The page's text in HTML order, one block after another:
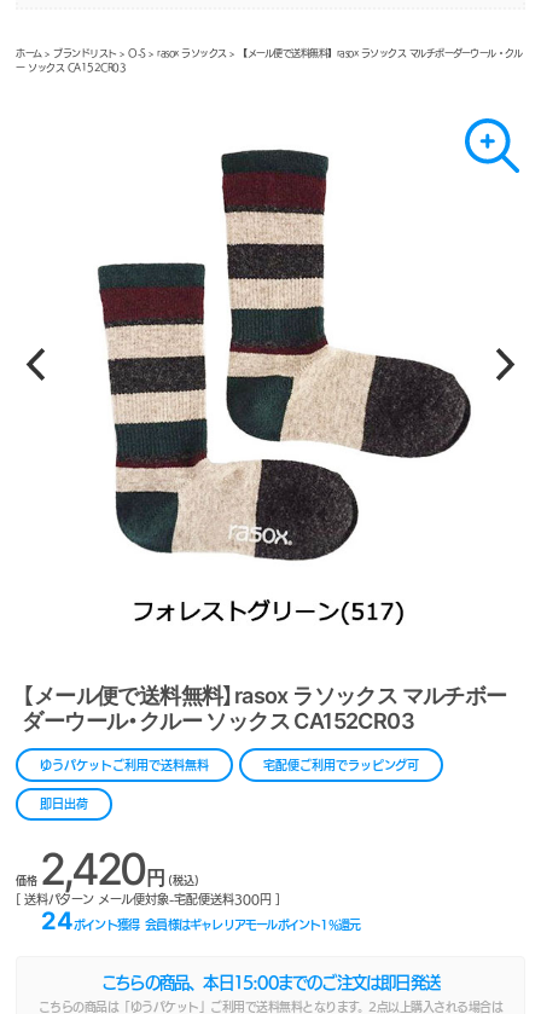
ホーム >ブランドリスト >O-S>rasox ラソックス > 【メール便で送料無料】rasox ラソックス マルチボーダーウール・クル
ー ソックス CA152CR03
【メール便で送料無料】rasox ラソックス マルチボー
ダーウール・クルー ソックス CA152CR03
ゆうパケットご利用で送料無料 宅配便ご利用でラッピング可
即日出荷
価格 2,420円 (税込)
[ 送料パターン メール便対象-宅配便送料300円 ]
24ポイント獲得 会員様はギャレリアモールポイント1 %還元
こちらの商品、本日 15:00までのご注文は即日発送
こちらの商品は「ゆうパケット」ご利用で送料無料となります。2点以上購入される場合は